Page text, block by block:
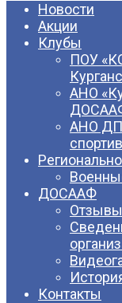
Новости
Акции
Клубы
ПОУ
АНО
АНО
ДОСААФ
Контакты